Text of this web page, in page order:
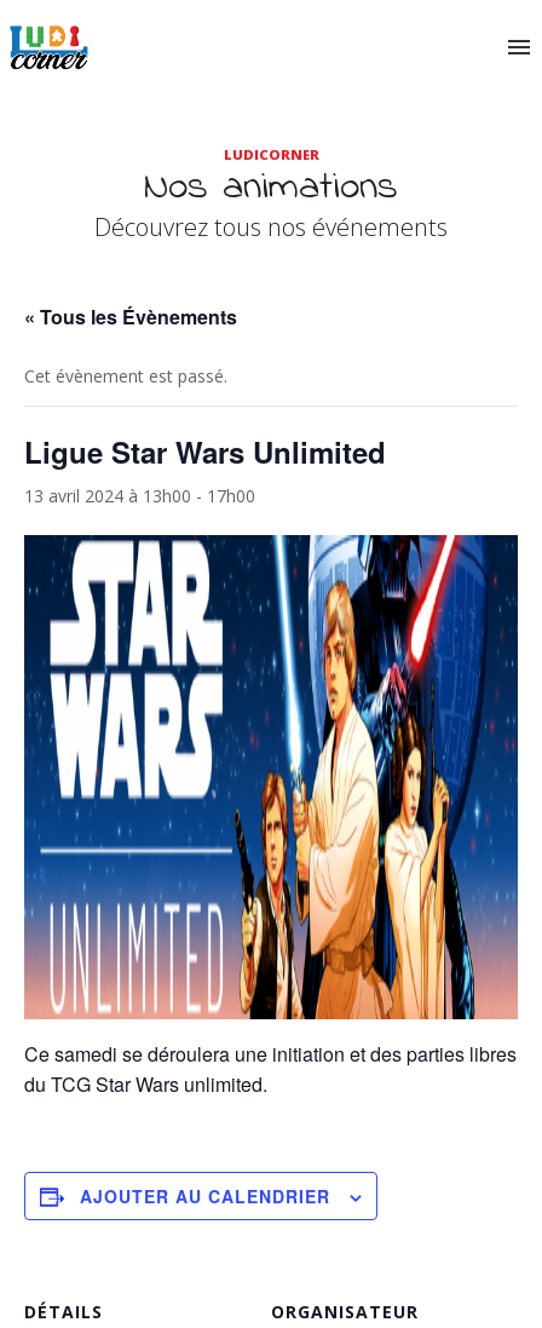
LUDICORNER
Nos animations
Découvrez tous nos événements
« Tous les Évènements
Cet évènement est passé.
Ligue Star Wars Unlimited
13 avril 2024 à 13h00 - 17h00
Ce samedi se déroulera une initiation et des parties libres
du TCG Star Wars unlimited.
AJOUTER AU CALENDRIER
DÉTAILS ORGANISATEUR